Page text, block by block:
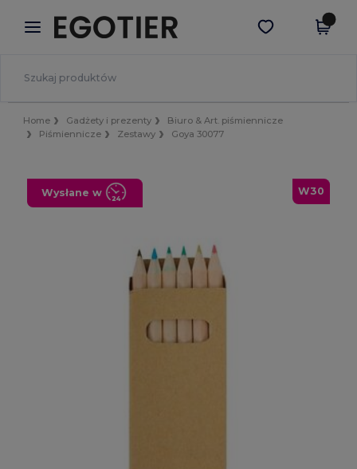
× Aplikacja Egotier
Lepsze ceny w aplikacji!
Pobierz app
Home Gadżety i prezenty
Biuro & Art. piśmiennicze
Piśmiennicze
Zestawy Goya 30077
W30
Wysłane w